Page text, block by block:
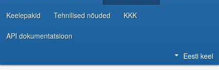
Keelepakid Tehnilised nõuded KKK
API dokumentatsioon
Eesti keel